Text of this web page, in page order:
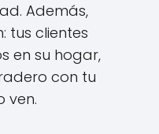
Además,
tus clientes
en su hogar,
con tu
ven.